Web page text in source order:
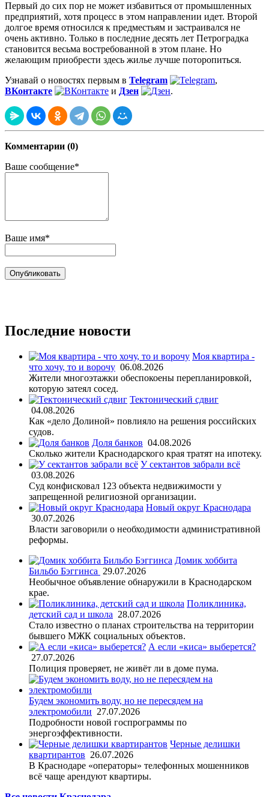
Первый до сих пор не может избавиться от промышленных
предприятий, хотя процесс в этом направлении идет. Второй
долгое время относился к предместьям и застраивался не
очень активно. Только в последние десять лет Петроградка
становится весьма востребованной в этом плане. Но
желающим приобрести здесь жилье лучше поторопиться.
Узнавай о новостях первым в Telegram
,
ВКонтакте
и Дзен .
Комментарии (0)
Ваше сообщение*
Ваше имя*
Последние новости
Моя квартира -
что хочу, то и ворочу 06.08.2026
Жители многоэтажки обеспокоены перепланировкой,
которую затеял сосед.
Тектонический сдвиг
04.08.2026
Как «дело Долиной» повлияло на решения российских
судов.
Доля банков 04.08.2026
Сколько жители Краснодарского края тратят на ипотеку.
У сектантов забрали всё
03.08.2026
Суд конфисковал 123 объекта недвижимости у
запрещенной религиозной организации.
Новый округ Краснодара
30.07.2026
Власти заговорили о необходимости административной
реформы.
Домик хоббита
Бильбо Бэггинса 29.07.2026
Необычное объявление обнаружили в Краснодарском
крае.
Поликлиника,
детский сад и школа 28.07.2026
Стало известно о планах строительства на территории
бывшего МЖК социальных объектов.
А если «киса» выберется?
27.07.2026
Полиция проверяет, не живёт ли в доме пума.
Будем экономить воду, но не пересядем на
электромобили 27.07.2026
Подробности новой госпрограммы по
энергоэффективности.
Черные делишки
квартирантов 26.07.2026
В Краснодаре «операторы» телефонных мошенников
всё чаще арендуют квартиры.